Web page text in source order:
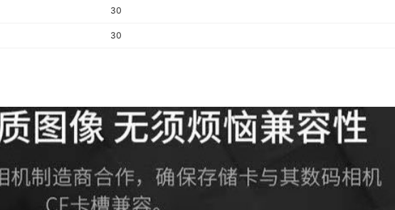
30
30